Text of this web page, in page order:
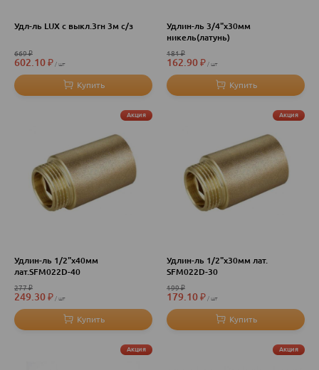
Удл-ль LUX с выкл.3гн 3м с/з
669₽
602.10₽ шт
Удлин-ль 3/4"х30мм
никель(латунь)
181₽
162.90₽ шт
Акция
Удлин-ль 1/2"х40мм
лат.SFM022D-40
277₽
249.30₽ шт
Акция
Удлин-ль 1/2"х30мм лат.
SFM022D-30
199₽
179.10₽ шт
Акция Акция